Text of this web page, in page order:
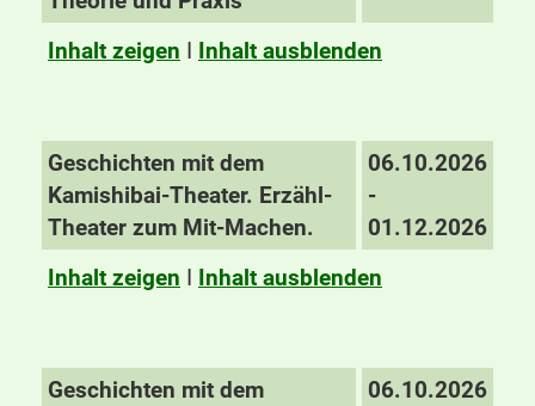
Inhalt zeigen I Inhalt ausblenden
Geschichten mit dem
Kamishibai-Theater. Erzähl-
Theater zum Mit-Machen.
06.10.2026
-
01.12.2026
Inhalt zeigen I Inhalt ausblenden
Geschichten mit dem
06.10.2026